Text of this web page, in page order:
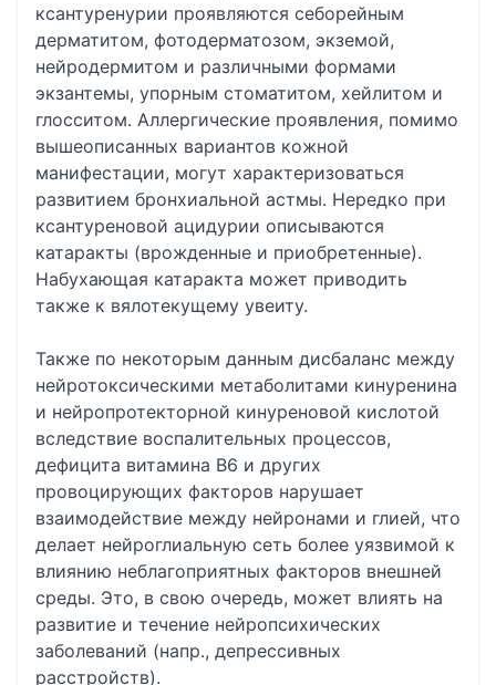
ксантуренурии проявляются себорейным
дерматитом, фотодерматозом, экземой,
нейродермитом и различными формами
экзантемы, упорным стоматитом, хейлитом и
глосситом. Аллергические проявления, помимо
вышеописанных вариантов кожной
манифестации, могут характеризоваться
развитием бронхиальной астмы. Нередко при
ксантуреновой ацидурии описываются
катаракты (врожденные и приобретенные).
Набухающая катаракта может приводить
также к вялотекущему увеиту.
Также по некоторым данным дисбаланс между
нейротоксическими метаболитами кинуренина
и нейропротекторной кинуреновой кислотой
вследствие воспалительных процессов,
дефицита витамина B6 и других
провоцирующих факторов нарушает
взаимодействие между нейронами и глией, что
делает нейроглиальную сеть более уязвимой к
влиянию неблагоприятных факторов внешней
среды. Это, в свою очередь, может влиять на
развитие и течение нейропсихических
заболеваний (напр., депрессивных
расстройств).